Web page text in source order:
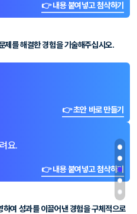
👉 내용 붙여넣고 첨삭하기
제를 해결한 경험을 기술해주십시오.
👉 초안 바로 만들기
요.
👉 내용 붙여넣고 첨삭하기
여 성과를 이끌어낸 경험을 구체적으로